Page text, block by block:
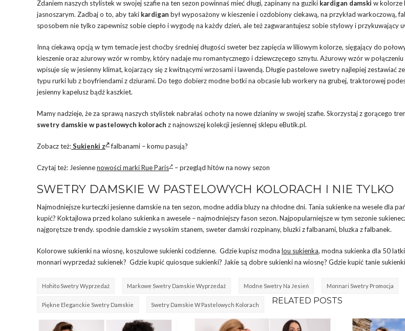
Zdaniem naszych stylistek w swojej szafie na ten sezon powinnaś mieć długi, zapinany na guziki kardigan damski w kolorze
jasnoszarym. Zadbaj o to, aby taki kardigan był wyposażony w kieszenie i ozdobiony ciekawą, na przykład warkoczową,
sposobem nie tylko zapewnisz sobie ciepło i wygodę na każdy dzień, ale też zagwarantujesz sobie stylowy i przykuwający
Inną ciekawą opcją w tym temacie jest choćby średniej długości sweter bez zapięcia w liliowym kolorze, sięgający do
kieszenie oraz ażurowy wzór w romby, który nadaje mu romantycznego i dziewczęcego sznytu. Ażurowy wzór w
wpisuje się w jesienny klimat, kojarzący się z kwitnącymi wrzosami i lawendą. Długie pastelowe swetry najlepiej zestawiać
typu rurki lub z boyfriendami z dziurami. Do tego dobierz modne botki na obcasie lub workery na grubej, traktorowej
jesienny kapelusz bądź kaszkiet.
Mamy nadzieje, że za sprawą naszych stylistek nabrałaś ochoty na nowe dzianiny w swojej szafie. Skorzystaj z gorącego
swetry damskie w pastelowych kolorach z najnowszej kolekcji jesiennej sklepu eButik.pl.
Zobacz też:Sukienki z falbanami – komu pasują?
Czytaj też: Jesiennenowości marki Rue Paris – przegląd hitów na nowy sezon
SWETRY DAMSKIE W PASTELOWYCH KOLORACH I NIE TYLKO
Najmodniejsze kurteczki jesienne damskie na ten sezon, modne addia bluzy na chłodne dni. Tania sukienke na wesele dla
kupić? Koktajlowa przed kolano sukienka n awesele – najmodniejszy fason sezon. Najpopularniejsze w tym sezonie
najgorętsze trendy. spodnie damskie z wysokim stanem, sweter damski rozpinany, bluzki z falbanami, bluzka z falbanek.
Kolorowe sukienki na wiosnę, koszulowe sukienki codzienne. Gdzie kupisz modna lou sukienka, modna sukienka dla 50
monnari wyprzedaż sukienek? Gdzie kupić quiosque sukienki? Jakie są dobre sukienki na wiosnę? Gdzie kupić tanie
Hohito Swetry Wyprzedaż Markowe Swetry Damskie Wyprzedaż Modne Swetry Na Jesień Monnari Swetry Promocja
Piękne Eleganckie Swetry Damskie Swetry Damskie W Pastelowych Kolorach RELATED POSTS